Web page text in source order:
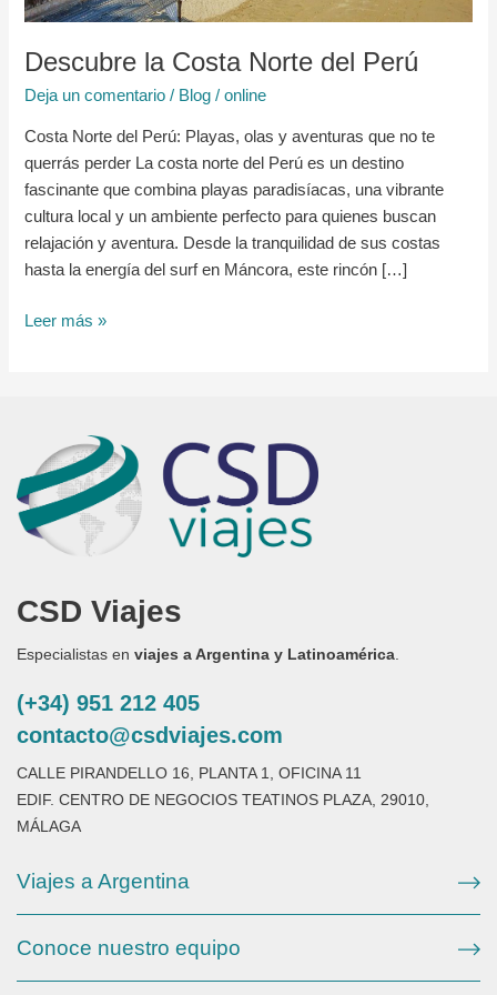
Descubre la Costa Norte del Perú
Deja un comentario / Blog /online
Costa Norte del Perú: Playas, olas y aventuras que no te
querrás perder La costa norte del Perú es un destino
fascinante que combina playas paradisíacas, una vibrante
cultura local y un ambiente perfecto para quienes buscan
relajación y aventura. Desde la tranquilidad de sus costas
hasta la energía del surf en Máncora, este rincón […]
Leer más »
CSD Viajes
Especialistas en viajes a Argentina y Latinoamérica.
(+34) 951 212 405
contacto@csdviajes.com
CALLE PIRANDELLO 16, PLANTA 1, OFICINA 11
EDIF. CENTRO DE NEGOCIOS TEATINOS PLAZA, 29010,
MÁLAGA
Viajes a Argentina
Conoce nuestro equipo